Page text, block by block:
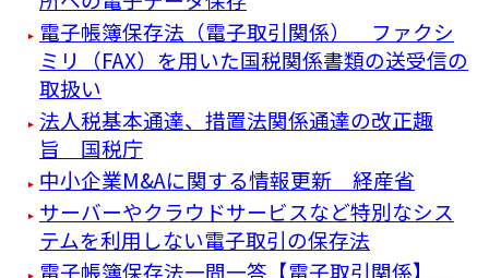
電子帳簿保存法（電子取引関係） ファクシ
ミリ（FAX）を用いた国税関係書類の送受信の
取扱い
法人税基本通達、措置法関係通達の改正趣
旨 国税庁
中小企業M&Aに関する情報更新 経産省
サーバーやクラウドサービスなど特別なシス
テムを利用しない電子取引の保存法
電子帳簿保存法一問一答【電子取引関係】